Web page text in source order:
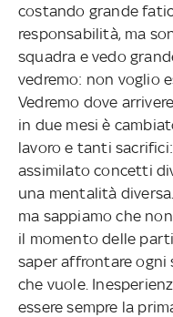
costando grande
responsabilità, ma
squadra e vedo
vedremo: non voglio
Vedremo dove
in due mesi è
lavoro e tanti
assimilato concetti
una mentalità
ma sappiamo che
il momento delle
saper affrontare ogni
che vuole.
essere sempre la